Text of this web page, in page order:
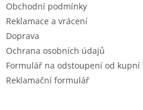
Obchodní podmínky
Reklamace a vrácení
Doprava
Ochrana osobních údajů
Formulář na odstoupení od kupní
Reklamační formulář